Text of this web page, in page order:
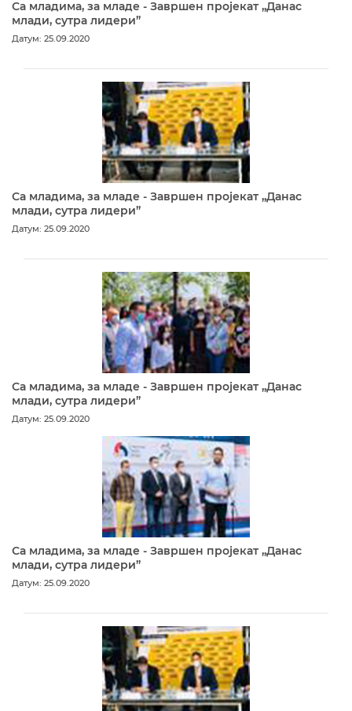
Са младима, за младе - Завршен пројекат „Данас
млади, сутра лидери”
Датум: 25.09.2020
Са младима, за младе - Завршен пројекат „Данас
млади, сутра лидери”
Датум: 25.09.2020
Са младима, за младе - Завршен пројекат „Данас
млади, сутра лидери”
Датум: 25.09.2020
Са младима, за младе - Завршен пројекат „Данас
млади, сутра лидери”
Датум: 25.09.2020